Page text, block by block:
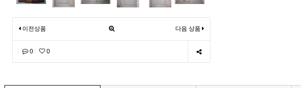
이전상품 다음 상품
0 0